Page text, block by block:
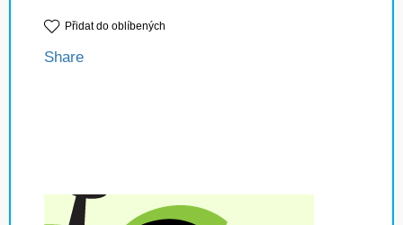
Přidat do oblíbených
Share